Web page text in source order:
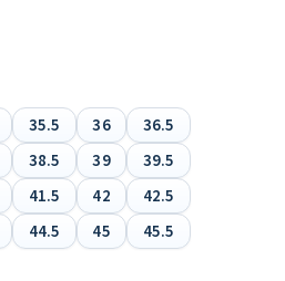
35.5 36
36.5
38.5 39
39.5
41.5 42
42.5
44.5 45
45.5